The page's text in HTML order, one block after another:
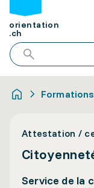
orientation
.ch
Formations
Attestation /
Service de la